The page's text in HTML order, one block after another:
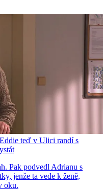
teď v Ulici randí s
Pak podvedl Adrianu s
jenže ta vede k ženě,
oku.